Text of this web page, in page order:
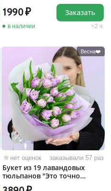
1990
в наличии 2 ч.
Заказать
Весна❤️
нет оценок заказывали 57 раз
Букет из 19 лавандовых
тюльпанов "Это точно
любовь!"